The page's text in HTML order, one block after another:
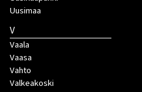
Uusimaa
V
Vaala
Vaasa
Vahto
Valkeakoski